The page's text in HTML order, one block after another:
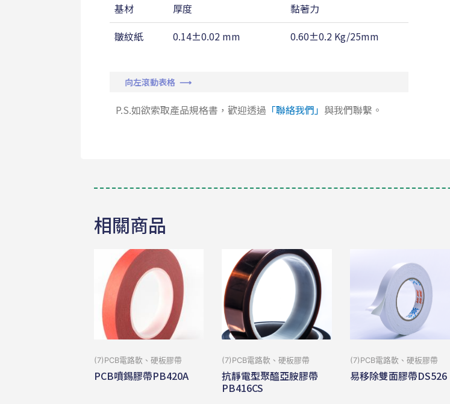
基材 厚度 黏著力
皺紋紙
0.14±0.02 mm 0.60±0.2 Kg/25mm
向左滾動表格 ⟶
P.S.如欲索取產品規格書，歡迎透過 「聯絡我們」 與我們聯繫。
相關商品
(7)PCB電路軟、硬板膠帶
PCB噴錫膠帶PB420A
(7)PCB電路軟、硬板膠帶
抗靜電型聚醯亞胺膠帶
PB416CS
(7)PCB電路軟、硬板膠帶
易移除雙面膠帶DS526